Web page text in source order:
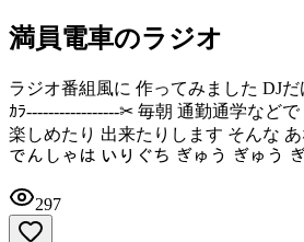
満員電車のラジオ
ラジオ番組風に 作ってみました DJ
ｶﾗ-----------------‪✂︎ 毎朝 通勤通学など
楽しめたり 出来たりします そんな
でんしゃは いりぐち ぎゅう ぎゅう
297